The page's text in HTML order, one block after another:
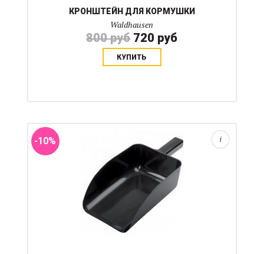
КРОНШТЕЙН ДЛЯ КОРМУШКИ
Waldhausen
800 руб 720 руб
КУПИТЬ
-10% i